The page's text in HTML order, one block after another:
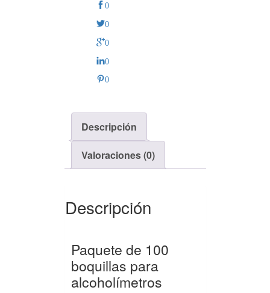
0
0
0
0
0
Descripción
Valoraciones (0)
Descripción
Paquete de 100
boquillas para
alcoholímetros